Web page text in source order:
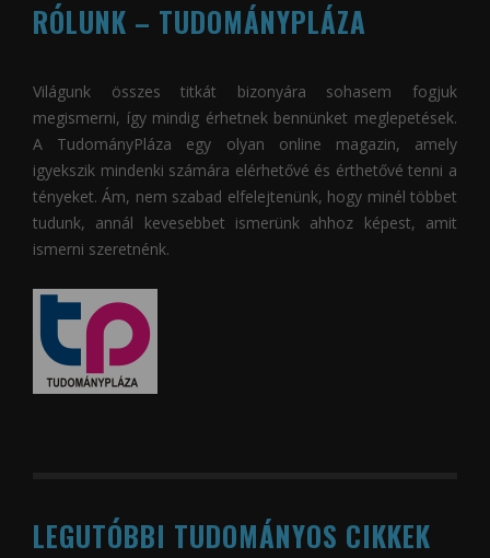
RÓLUNK – TUDOMÁNYPLÁZA
Világunk összes titkát bizonyára sohasem fogjuk
megismerni, így mindig érhetnek bennünket meglepetések.
A TudományPláza egy olyan online magazin, amely
igyekszik mindenki számára elérhetővé és érthetővé tenni a
tényeket. Ám, nem szabad elfelejtenünk, hogy minél többet
tudunk, annál kevesebbet ismerünk ahhoz képest, amit
ismerni szeretnénk.
LEGUTÓBBI TUDOMÁNYOS CIKKEK